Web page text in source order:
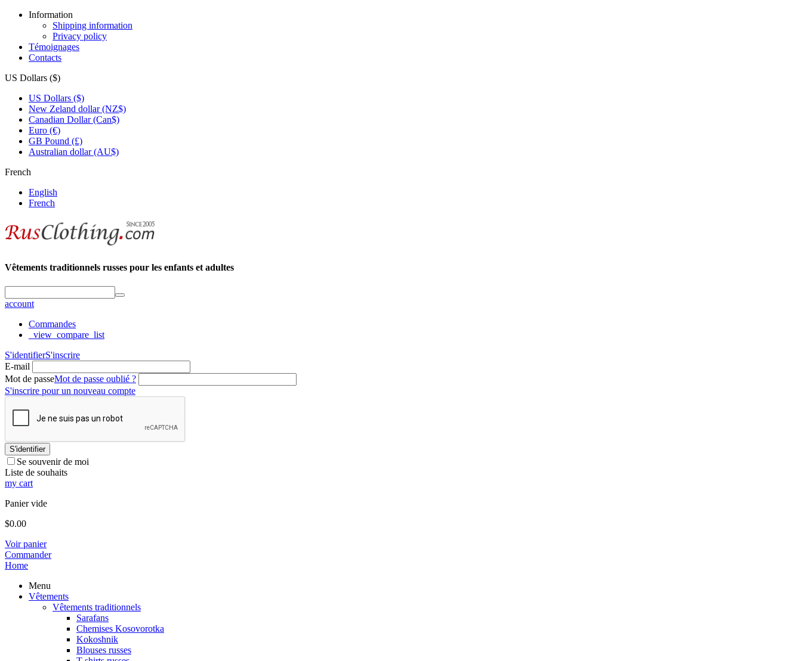
Information
Shipping information
Privacy policy
Témoignages
Contacts
US Dollars ($)
US Dollars ($)
New Zeland dollar (NZ$)
Canadian Dollar (Can$)
Euro (€)
GB Pound (£)
Australian dollar (AU$)
French
English
French
Vêtements traditionnels russes pour les enfants et adultes
account
Commandes
_view_compare_list
S'identifierS'inscrire
E-mail
Mot de passeMot de passe oublié ?
S'inscrire pour un nouveau compte
S'identifier
Se souvenir de moi
Liste de souhaits
my cart
Panier vide
$0.00
Voir panier
Commander
Home
Menu
Vêtements
Vêtements traditionnels
Sarafans
Chemises Kosovorotka
Kokoshnik
Blouses russes